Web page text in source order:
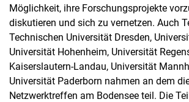
Möglichkeit, ihre Forschungsprojekte
diskutieren und sich zu vernetzen. Auch
Technischen Universität Dresden,
Universität Hohenheim, Universität
Kaiserslautern-Landau, Universität
Universität Paderborn nahmen an dem
Netzwerktreffen am Bodensee teil. Die